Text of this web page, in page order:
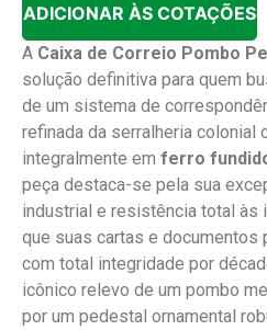
ADICIONAR ÀS COTAÇÕES
A Caixa de Correio Pombo
solução definitiva para quem
de um sistema de
refinada da serralheria colonial
integralmente em ferro
peça destaca-se pela sua
industrial e resistência total às
que suas cartas e documentos
com total integridade por
icônico relevo de um pombo
por um pedestal ornamental